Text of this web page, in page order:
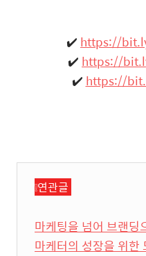
✔️ https://
✔️ https://
✔️ https://
❕연관글
마케팅을 넘어 브랜딩
마케터의 성장을 위한